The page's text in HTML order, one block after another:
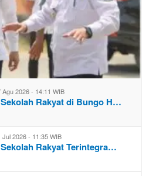
Agu 2026 - 14:11 WIB
Rakyat di Bungo H…
Jul 2026 - 11:35 WIB
Rakyat Terintegra…